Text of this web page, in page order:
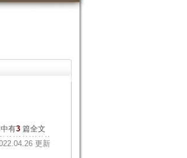
有3篇全文
更新